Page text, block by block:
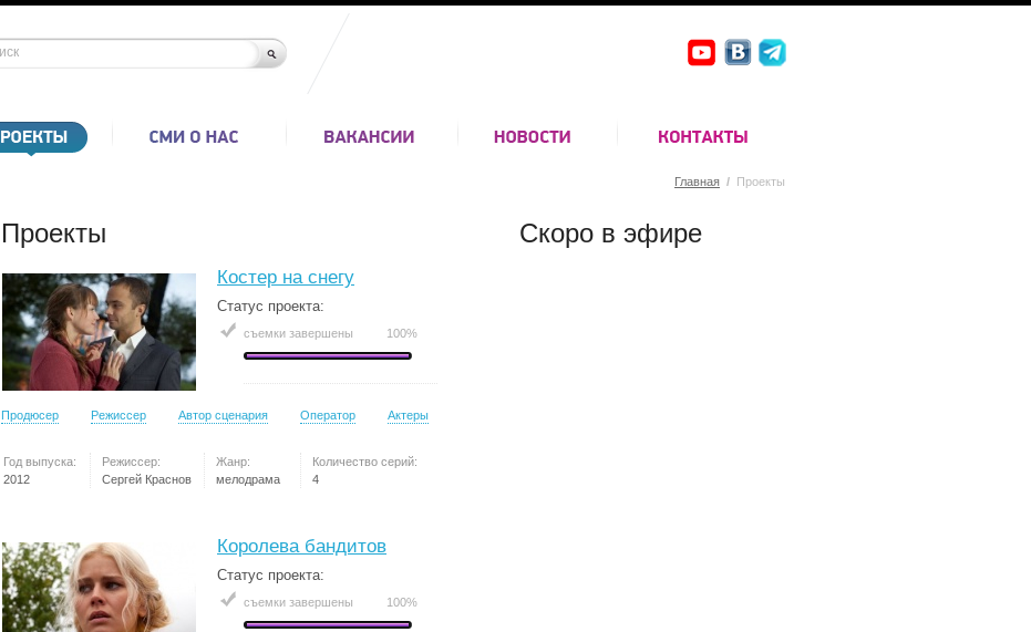
Главная / Проекты
Проекты
Костер на снегу
Статус проекта:
съемки завершены 100%
Продюсер Режиссер Автор сценария Оператор Актеры
Год выпуска:
2012
Режиссер:
Сергей Краснов
Жанр:
мелодрама
Количество серий:
4
Королева бандитов
Статус проекта:
съемки завершены 100%
Скоро в эфире